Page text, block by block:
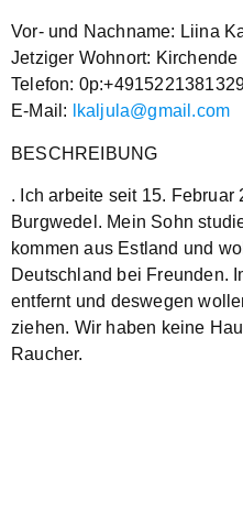
Vor- und Nachname: Liina
Jetziger Wohnort: Kirchende
Telefon:
E-Mail:
lkaljula@gmail.com
BESCHREIBUNG
. Ich arbeite seit 15. Februar
Burgwedel. Mein Sohn
kommen aus Estland und
Deutschland bei Freunden.
entfernt und deswegen
ziehen. Wir haben keine
Raucher.